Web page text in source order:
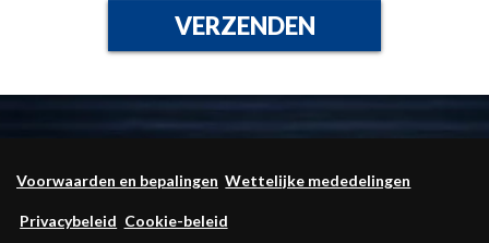
VERZENDEN
Voorwaarden en bepalingen Wettelijke mededelingen
Privacybeleid Cookie-beleid